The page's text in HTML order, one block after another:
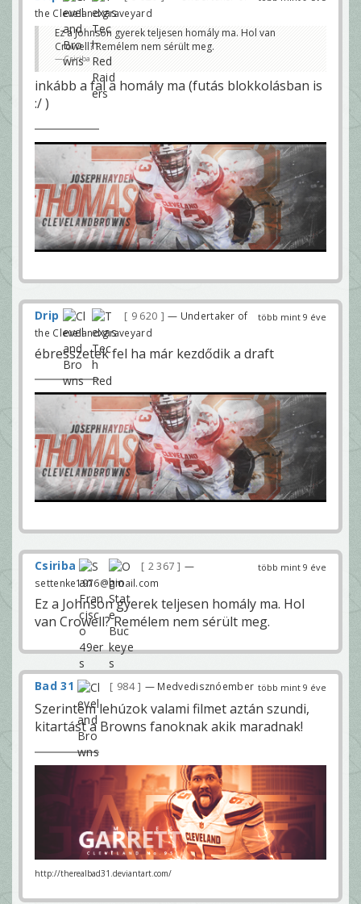
the Cleveland graveyard
Ez a Johnson gyerek teljesen homály ma. Hol van
Crowell? Remélem nem sérült meg.
Csiriba
inkább a fal a homály ma (futás blokkolásban is
:/ )
több mint 9 éve
Drip 9 620
— Undertaker of
the Cleveland graveyard
ébresszetek fel ha már kezdődik a draft
több mint 9 éve
Csiriba 2 367
—
settenke1976@gmail.com
Ez a Johnson gyerek teljesen homály ma. Hol
van Crowell? Remélem nem sérült meg.
több mint 9 éve
Bad 31 984 — Medvedisznóember
Szerintem lehúzok valami filmet aztán szundi,
kitartást a Browns fanoknak akik maradnak!
http://therealbad31.deviantart.com/